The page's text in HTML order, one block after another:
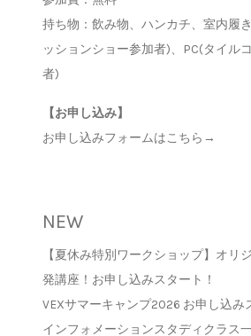
持ち物：飲み物、ハンカチ、室内履
ッションショー参加者)、PC(タイル
者)
【お申し込み】
お申し込みフォームはこちら→
NEW
【夏休み特別ワークショップ】オリ
発講座！お申し込みスタート！
VEXサマーキャンプ2026 お申し込み
インフォメーションスタディクラス